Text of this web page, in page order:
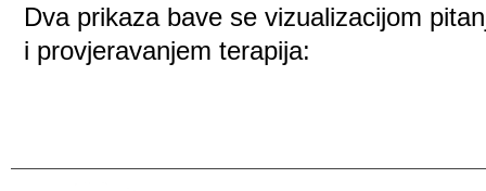
Dva prikaza bave se vizualizacijom
i provjeravanjem terapija: